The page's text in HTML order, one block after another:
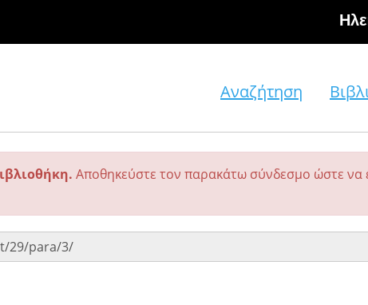
Αναζήτηση
Αποθηκεύστε τον παρακάτω σύνδεσμο ώστε να